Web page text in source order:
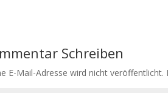
Schreiben
E-Mail-Adresse wird nicht veröffentlicht.